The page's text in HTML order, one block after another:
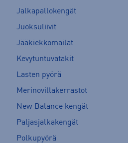
Jalkapallokengät
Juoksuliivit
Jääkiekkomailat
Kevytuntuvatakit
Lasten pyörä
Merinovillakerrastot
New Balance kengät
Paljasjalkakengät
Polkupyörä